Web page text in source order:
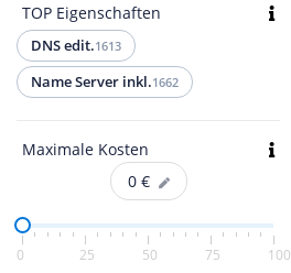
TOP Eigenschaften
DNS edit.1613
Name Server inkl.1662
Maximale Kosten
0 €
0 25 50 75 100